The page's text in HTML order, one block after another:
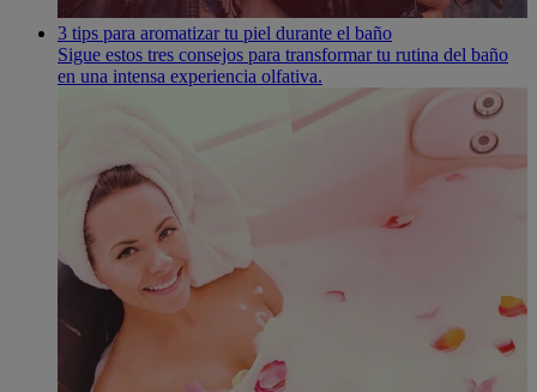
3 tips para aromatizar tu piel durante el baño
Sigue estos tres consejos para transformar tu rutina del baño
en una intensa experiencia olfativa.